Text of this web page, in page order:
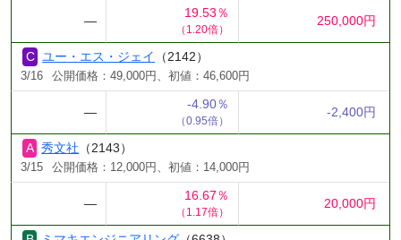
―
19.53％
（1.20倍）
250,000円
ユー・エス・ジェイ （2142）
3/16 公開価格：49,000円、初値：46,600円
―
-4.90％
（0.95倍）
-2,400円
秀文社 （2143）
3/15 公開価格：12,000円、初値：14,000円
―
16.67％
（1.17倍）
20,000円